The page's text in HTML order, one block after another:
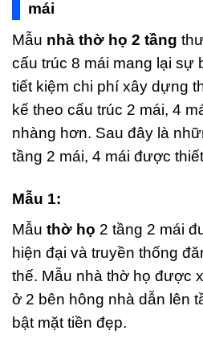
mái
Mẫu nhà thờ họ 2 tầng
cấu trúc 8 mái mang lại sự
tiết kiệm chi phí xây dựng
kế theo cấu trúc 2 mái, 4
nhàng hơn. Sau đây là
tầng 2 mái, 4 mái được
Mẫu 1:
Mẫu thờ họ 2 tầng 2 mái
hiện đại và truyền thống
thế. Mẫu nhà thờ họ được
ở 2 bên hông nhà dẫn lên
bật mặt tiền đẹp.